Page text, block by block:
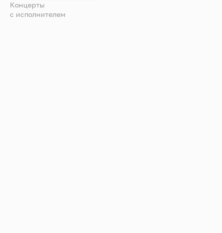
Российской Армии имени А. В. Александрова.
Концерты
c исполнителем